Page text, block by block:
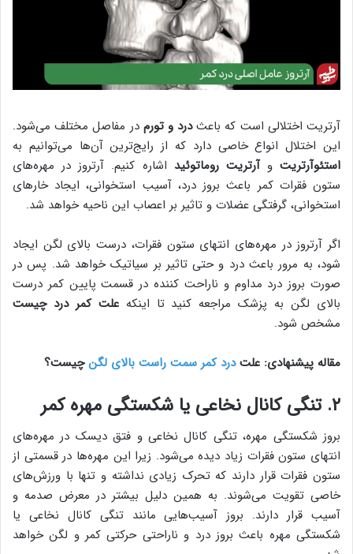
آرتریت اختلالی است که باعثدرد و تورم در مفاصل مختلف می‌شود.
این اختلال انواع خاصی دارد که از رایج‌ترین آن‌ها می‌توانیم به
استئوآرتریت وآرتریت روماتوئید اشاره کنیم. آرتروز در مهره‌های
ستون فقرات کمر باعث بروز درد، آسیب استخوانی، ایجاد خارهای
استخوانی، گرفتگی عضلات و تاثیر بر اعصاب این ناحیه خواهد شد.
اگر آرتروز در مهره‌های انتهای ستون فقرات، درست بالای لگن ایجاد
شود، به مرور باعث درد و حتی تاثیر بر سیاتیک خواهد شد. پس در
صورت بروز درد مداوم و ناراحت کننده در قسمت پایین کمر درست
بالای لگن به پزشک مراجعه کنید تا اینکهعلت کمر درد چیست
مشخص شود.
مقاله پیشنهادی: علتدرد کمر سمت راست بالای لگنچیست؟
۲. تنگی کانال نخاعی یا شکستگی مهره کمر
بروز شکستگی مهره، تنگی کانال نخاعی و فتق دیسک در مهره‌های
انتهای ستون فقرات زیاد دیده می‌شود. زیرا این مهره‌ها در قسمتی از
ستون فقرات قرار دارند که تحرک زیادی نداشته و تنها با ورزش‌های
خاصی تقویت می‌شوند. به همین دلیل بیشتر در معرض صدمه و
آسیب قرار دارند. بروز آسیب‌هایی مانند تنگی کانال نخاعی یا
شکستگی مهره باعث بروز درد و ناراحتی حرکتی کمر و لگن خواهد